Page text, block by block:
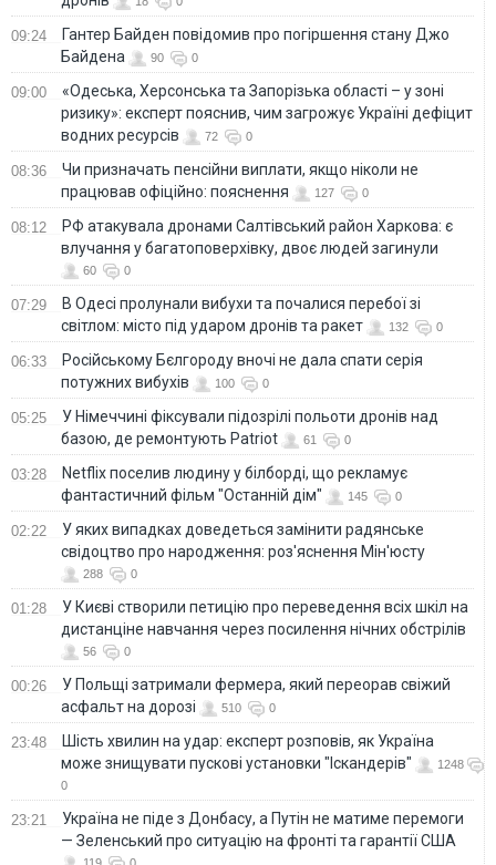
09:24
Гантер Байден повідомив про погіршення стану Джо
Байдена
90 0
09:00
«Одеська, Херсонська та Запорізька області – у зоні
ризику»: експерт пояснив, чим загрожує Україні дефіцит
водних ресурсів
72 0
08:36
Чи призначать пенсійни виплати, якщо ніколи не
працював офіційно: пояснення
127 0
08:12
РФ атакувала дронами Салтівський район Харкова: є
влучання у багатоповерхівку, двоє людей загинули
60 0
07:29
В Одесі пролунали вибухи та почалися перебої зі
світлом: місто під ударом дронів та ракет
132 0
06:33
Російському Бєлгороду вночі не дала спати серія
потужних вибухів
100 0
05:25
У Німеччині фіксували підозрілі польоти дронів над
базою, де ремонтують Patriot
61 0
03:28
Netflix поселив людину у білборді, що рекламує
фантастичний фільм "Останній дім"
145 0
02:22
У яких випадках доведеться замінити радянське
свідоцтво про народження: роз'яснення Мін'юсту
288 0
01:28
У Києві створили петицію про переведення всіх шкіл на
дистанціне навчання через посилення нічних обстрілів
56 0
00:26
У Польщі затримали фермера, який переорав свіжий
асфальт на дорозі
510 0
23:48
Шість хвилин на удар: експерт розповів, як Україна
може знищувати пускові установки "Іскандерів"
1248
0
23:21
Україна не піде з Донбасу, а Путін не матиме перемоги
— Зеленський про ситуацію на фронті та гарантії США